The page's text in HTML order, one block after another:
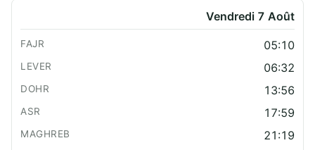
Vendredi 7 Août
05:10
06:32
13:56
17:59
21:19